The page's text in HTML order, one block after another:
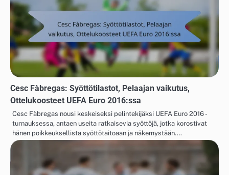
Cesc Fàbregas: Syöttötilastot, Pelaajan vaikutus,
Ottelukoosteet UEFA Euro 2016:ssa
Cesc Fàbregas nousi keskeiseksi pelintekijäksi UEFA Euro 2016 -
turnauksessa, antaen useita ratkaisevia syöttöjä, jotka korostivat
hänen poikkeuksellista syöttötaitoaan ja näkemystään.…